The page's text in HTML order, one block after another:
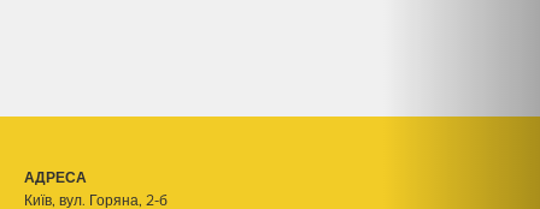
АДРЕСА
Київ, вул. Горяна, 2-б